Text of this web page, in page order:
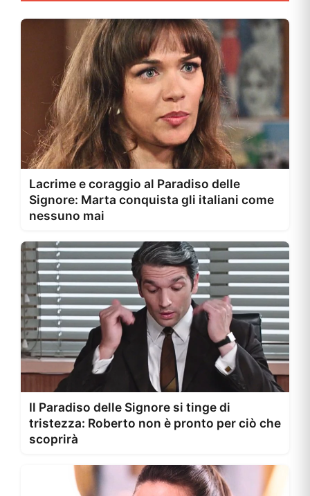
Lacrime e coraggio al Paradiso delle
Signore: Marta conquista gli italiani come
nessuno mai
Il Paradiso delle Signore si tinge di
tristezza: Roberto non è pronto per ciò che
scoprirà